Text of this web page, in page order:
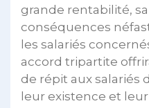
grande rentabilité,
conséquences
les salariés
accord tripartite
de répit aux salariés
leur existence et leur